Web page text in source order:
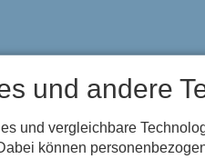
und andere
und vergleichbare
können